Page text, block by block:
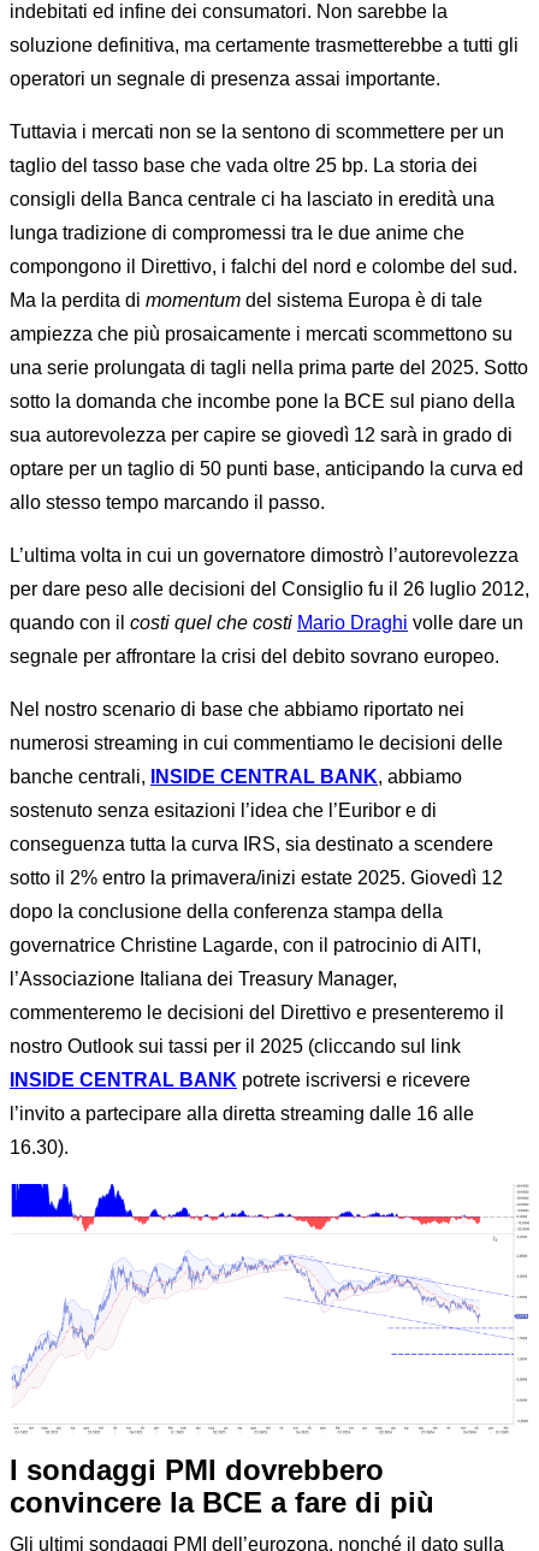
indebitati ed infine dei consumatori. Non sarebbe la
soluzione definitiva, ma certamente trasmetterebbe a tutti gli
operatori un segnale di presenza assai importante.
Tuttavia i mercati non se la sentono di scommettere per un
taglio del tasso base che vada oltre 25 bp. La storia dei
consigli della Banca centrale ci ha lasciato in eredità una
lunga tradizione di compromessi tra le due anime che
compongono il Direttivo, i falchi del nord e colombe del sud.
Ma la perdita di momentum del sistema Europa è di tale
ampiezza che più prosaicamente i mercati scommettono su
una serie prolungata di tagli nella prima parte del 2025. Sotto
sotto la domanda che incombe pone la BCE sul piano della
sua autorevolezza per capire se giovedì 12 sarà in grado di
optare per un taglio di 50 punti base, anticipando la curva ed
allo stesso tempo marcando il passo.
L’ultima volta in cui un governatore dimostrò l’autorevolezza
per dare peso alle decisioni del Consiglio fu il 26 luglio 2012,
quando con il costi quel che costi Mario Draghi volle dare un
segnale per affrontare la crisi del debito sovrano europeo.
Nel nostro scenario di base che abbiamo riportato nei
numerosi streaming in cui commentiamo le decisioni delle
banche centrali,
INSIDE CENTRAL BANK, abbiamo
sostenuto senza esitazioni l’idea che l’Euribor e di
conseguenza tutta la curva IRS, sia destinato a scendere
sotto il 2% entro la primavera/inizi estate 2025. Giovedì 12
dopo la conclusione della conferenza stampa della
governatrice Christine Lagarde, con il patrocinio di AITI,
l’Associazione Italiana dei Treasury Manager,
commenteremo le decisioni del Direttivo e presenteremo il
nostro Outlook sui tassi per il 2025 (cliccando sul link
INSIDE CENTRAL BANK potrete iscriversi e ricevere
l’invito a partecipare alla diretta streaming dalle 16 alle
16.30).
I sondaggi PMI dovrebbero
convincere la BCE a fare di più
Gli ultimi sondaggi PMI dell’eurozona, nonché il dato sulla